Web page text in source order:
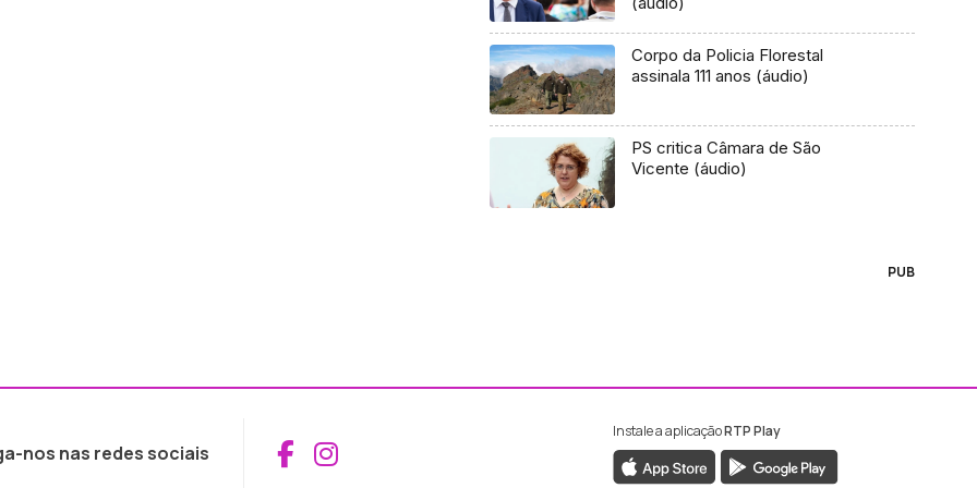
Corpo da Policia Florestal
assinala 111 anos (áudio)
PS critica Câmara de São
Vicente (áudio)
PUB
nos nas redes sociais Aceder ao Facebook da RTP Madeira
Aceder ao Instagram da RTP Madeira
Instale a aplicaçãoRTP Play